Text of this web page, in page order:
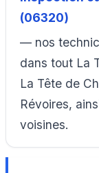
(06320)
— nos
dans tout La
La Tête de
Révoires,
voisines.